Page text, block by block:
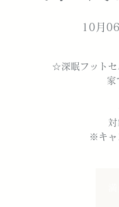
10月
☆深眠フットセ
家
※キャ